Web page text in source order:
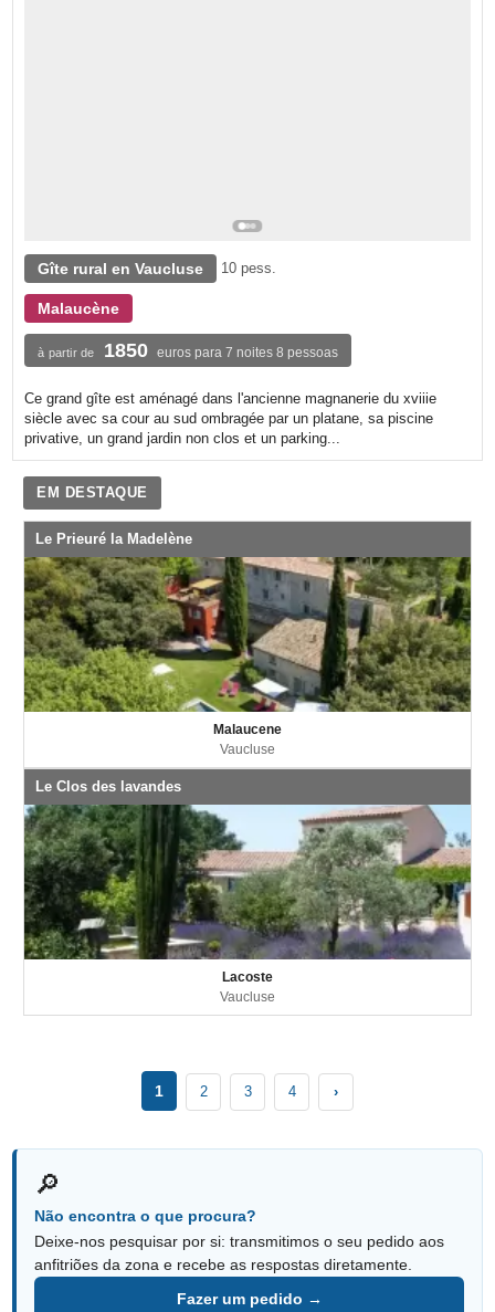
EM DESTAQUE
Le Prieuré la Madelène
Malaucene
Vaucluse
Le Clos des lavandes
Lacoste
Vaucluse
Gîte rural en Vaucluse 10 pess.
Malaucène
à partir de 1850 euros para 7 noites 8 pessoas
Ce grand gîte est aménagé dans l'ancienne magnanerie du xviiie
siècle avec sa cour au sud ombragée par un platane, sa piscine
privative, un grand jardin non clos et un parking...
1 2 3 4 ›
🔎
Não encontra o que procura?
Deixe-nos pesquisar por si: transmitimos o seu pedido aos
anfitriões da zona e recebe as respostas diretamente.
Fazer um pedido →